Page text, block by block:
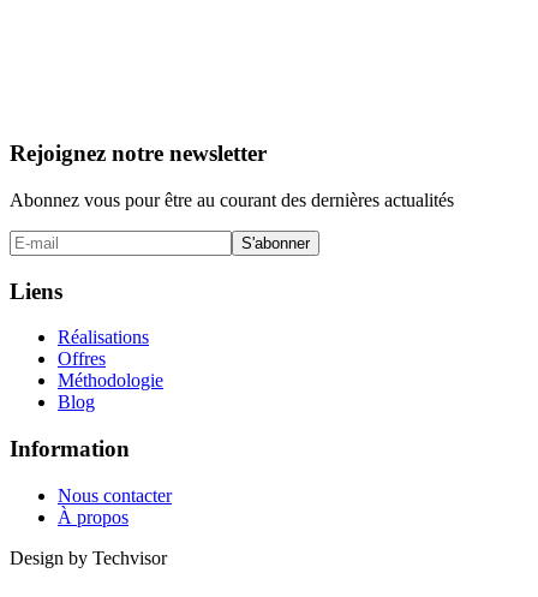
Rejoignez notre newsletter
Abonnez vous pour être au courant des dernières actualités
S'abonner
Liens
Réalisations
Offres
Méthodologie
Blog
Information
Nous contacter
À propos
Design by Techvisor